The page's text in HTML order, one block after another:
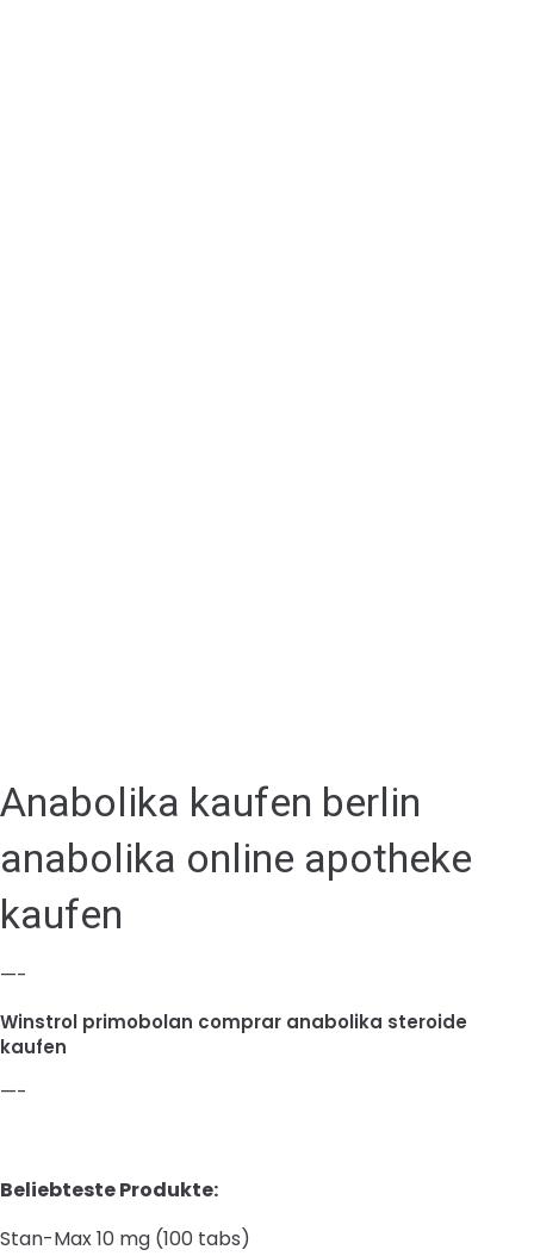
Anabolika kaufen berlin
anabolika online apotheke
kaufen
—-
Winstrol primobolan comprar anabolika steroide
kaufen
—-
Beliebteste Produkte:
Stan-Max 10 mg (100 tabs)